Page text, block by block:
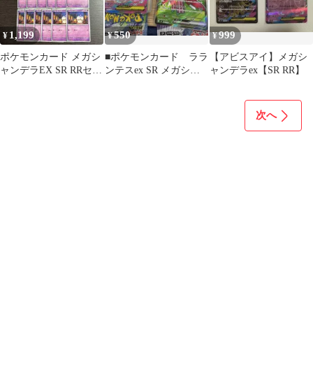
¥ 1,199
ポケモンカード メガシ
ャンデラEX SR RRセッ
¥550
■ポケモンカード ララ
ンテスex SR メガシャ
¥999
【アビスアイ】メガシ
ャンデラex【SR RR】
次へ